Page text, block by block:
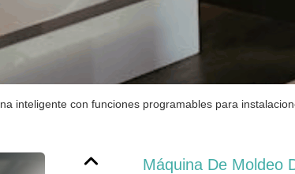
inteligente con funciones programables para
Máquina De Moldeo